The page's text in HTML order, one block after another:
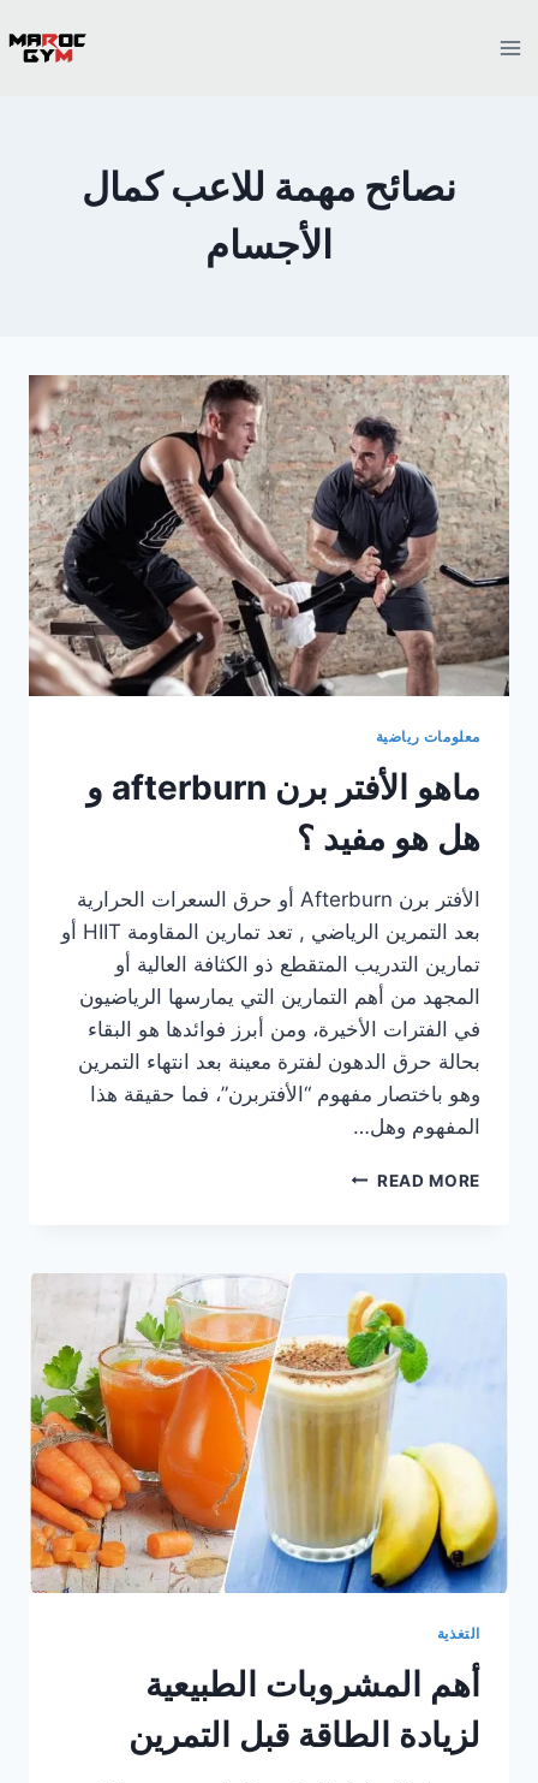
نصائح مهمة للاعب كمال
الأجسام
معلومات رياضية
ماهو الأفتر برن afterburn و
هل هو مفيد ؟
الأفتر برن Afterburn أو حرق السعرات الحرارية
بعد التمرين الرياضي , تعد تمارين المقاومة HIIT أو
تمارين التدريب المتقطع ذو الكثافة العالية أو
المجهد من أهم التمارين التي يمارسها الرياضيون
في الفترات الأخيرة، ومن أبرز فوائدها هو البقاء
بحالة حرق الدهون لفترة معينة بعد انتهاء التمرين
وهو باختصار مفهوم “الأفتربرن”، فما حقيقة هذا
المفهوم وهل…
READ MOREماهو
و
هل
هو
مفيد
؟
التغذية
أهم المشروبات الطبيعية
لزيادة الطاقة قبل التمرين